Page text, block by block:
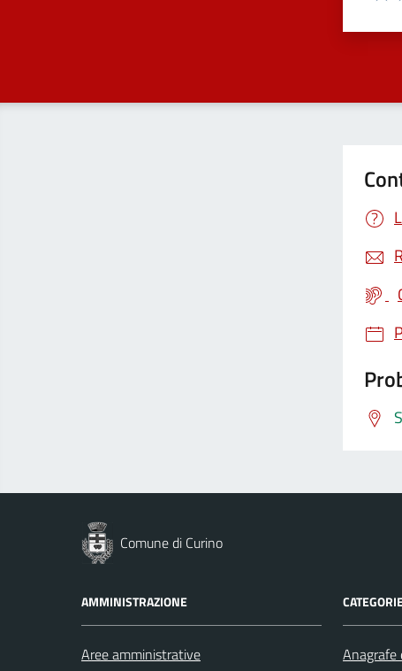
Comune di Curino
AMMINISTRAZIONE
Aree amministrative
Anagrafe